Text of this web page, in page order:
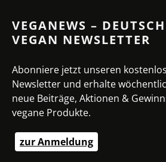
VEGANEWS –
VEGAN NEWSLETTER
Abonniere jetzt unseren
Newsletter und erhalte
neue Beiträge, Aktionen &
vegane Produkte.
zur Anmeldung